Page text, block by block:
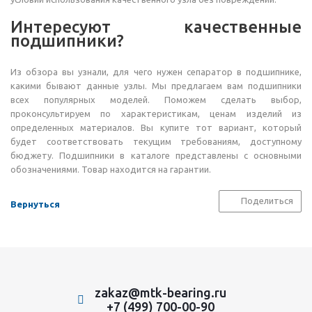
Интересуют качественные
подшипники?
Из обзора вы узнали, для чего нужен сепаратор в подшипнике,
какими бывают данные узлы. Мы предлагаем вам подшипники
всех популярных моделей. Поможем сделать выбор,
проконсультируем по характеристикам, ценам изделий из
определенных материалов. Вы купите тот вариант, который
будет соответствовать текущим требованиям, доступному
бюджету. Подшипники в каталоге представлены с основными
обозначениями. Товар находится на гарантии.
Вернуться Поделиться
zakaz@mtk-bearing.ru
+7 (499) 700-00-90